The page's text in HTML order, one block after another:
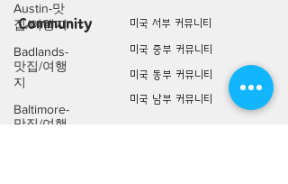
Austin-맛
집/여행지
Badlands-
맛집/여행
지
Baltimore-
맛집/여행
Community
미국 서부 커뮤니티
미국 중부 커뮤니티
미국 동부 커뮤니티
미국 남부 커뮤니티